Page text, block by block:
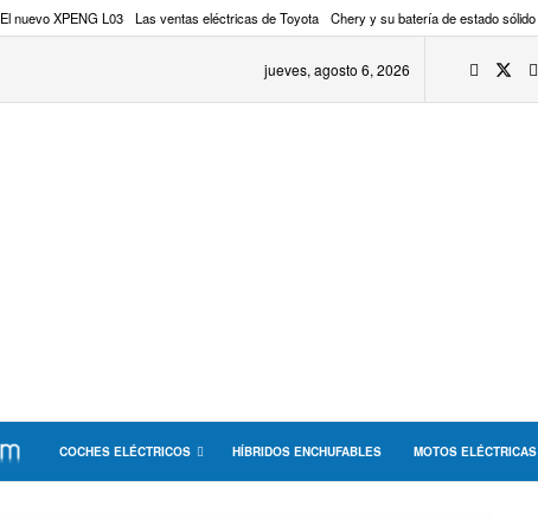
El nuevo XPENG L03 Las ventas eléctricas de Toyota Chery y su batería de estado sólido
jueves, agosto 6, 2026
COCHES ELÉCTRICOS HÍBRIDOS ENCHUFABLES MOTOS ELÉCTRICAS